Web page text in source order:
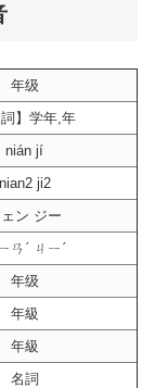
年级
詞】学年,年
nián jí
nian2 ji2
ェン ジー
ㄢˊ ㄐㄧˊ
年级
年級
年級
名詞